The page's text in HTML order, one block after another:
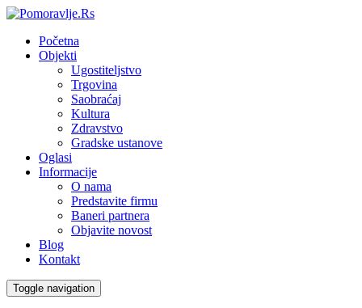
Početna
Objekti
Ugostiteljstvo
Trgovina
Saobraćaj
Kultura
Zdravstvo
Gradske ustanove
Oglasi
Informacije
O nama
Predstavite firmu
Baneri partnera
Objavite novost
Blog
Kontakt
Toggle navigation